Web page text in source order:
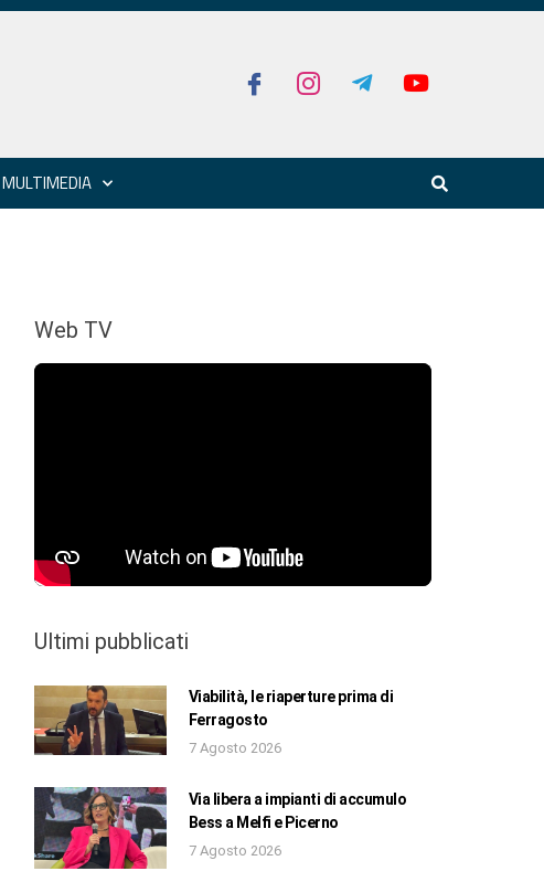
MULTIMEDIA
Web TV
Ultimi pubblicati
Viabilità, le riaperture prima di
Ferragosto
7 Agosto 2026
Via libera a impianti di accumulo
Bess a Melfi e Picerno
7 Agosto 2026